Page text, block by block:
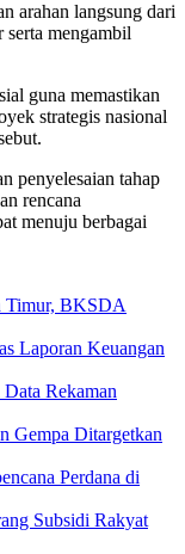
arahan langsung dari
serta mengambil
guna memastikan
strategis nasional
penyelesaian tahap
rencana
menuju berbagai
Timur, BKSDA
Laporan Keuangan
Rekaman
Gempa Ditargetkan
Perdana di
Subsidi Rakyat